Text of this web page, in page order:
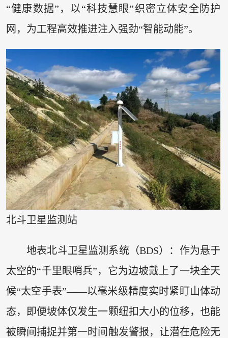
“健康数据”，以“科技慧眼”织密立体安全防护
网，为工程高效推进注入强劲“智能动能”。
北斗卫星监测站
地表北斗卫星监测系统（BDS）：作为悬于
太空的“千里眼哨兵”，它为边坡戴上了一块全天
候“太空手表”——以毫米级精度实时紧盯山体动
态，即便坡体仅发生一颗纽扣大小的位移，也能
被瞬间捕捉并第一时间触发警报，让潜在危险无